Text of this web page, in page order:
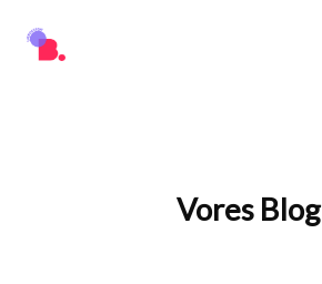
indholdet
Vores Blog